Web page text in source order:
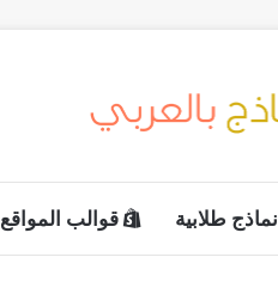
نماذج طلابية قوالب المواقع